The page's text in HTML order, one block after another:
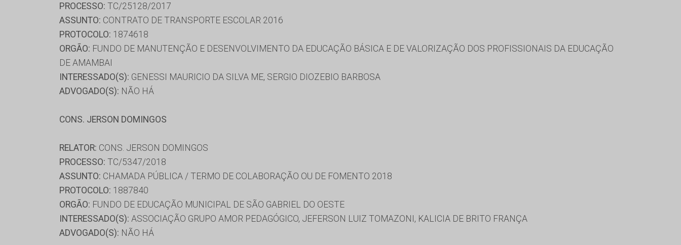
PROCESSO: TC/25128/2017
ASSUNTO: CONTRATO DE TRANSPORTE ESCOLAR 2016
PROTOCOLO: 1874618
ORGÃO: FUNDO DE MANUTENÇÃO E DESENVOLVIMENTO DA EDUCAÇÃO BÁSICA E DE VALORIZAÇÃO DOS PROFISSIONAIS DA EDUCAÇÃO
DE AMAMBAI
INTERESSADO(S): GENESSI MAURICIO DA SILVA ME, SERGIO DIOZEBIO BARBOSA
ADVOGADO(S): NÃO HÁ
CONS. JERSON DOMINGOS
RELATOR: CONS. JERSON DOMINGOS
PROCESSO: TC/5347/2018
ASSUNTO: CHAMADA PÚBLICA / TERMO DE COLABORAÇÃO OU DE FOMENTO 2018
PROTOCOLO: 1887840
ORGÃO: FUNDO DE EDUCAÇÃO MUNICIPAL DE SÃO GABRIEL DO OESTE
INTERESSADO(S): ASSOCIAÇÃO GRUPO AMOR PEDAGÓGICO, JEFERSON LUIZ TOMAZONI, KALICIA DE BRITO FRANÇA
ADVOGADO(S): NÃO HÁ